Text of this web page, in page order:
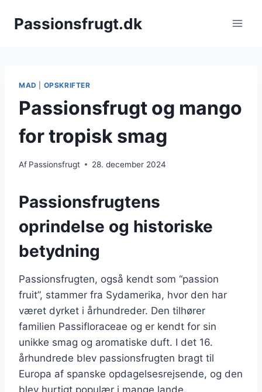
Passionsfrugt.dk
MAD OPSKRIFTER
Passionsfrugt og mango
for tropisk smag
Af Passionsfrugt 28. december 2024
Passionsfrugtens
oprindelse og historiske
betydning
Passionsfrugten, også kendt som “passion
fruit”, stammer fra Sydamerika, hvor den har
været dyrket i århundreder. Den tilhører
familien Passifloraceae og er kendt for sin
unikke smag og aromatiske duft. I det 16.
århundrede blev passionsfrugten bragt til
Europa af spanske opdagelsesrejsende, og den
blev hurtigt populær i mange lande.